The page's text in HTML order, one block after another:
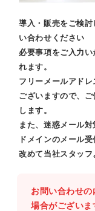
導入・販売をご検
い合わせください
必要事項をご入力
れます。
フリーメールアド
ございますので、
します。
また、迷惑メール
ドメインのメール
改めて当社スタッフ
お問い合わせ
場合がございま